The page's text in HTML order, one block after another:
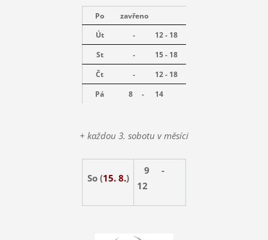
Po
zavřeno
Út
-
12 - 18
St
-
15 - 18
Čt
-
12 - 18
Pá
8 - 14
+ každou 3. sobotu v měsíci
So (15. 8.)
9 -
12